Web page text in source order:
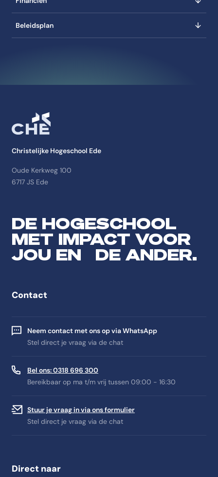
Beleidsplan
Christelijke Hogeschool Ede
Oude Kerkweg 100
6717 JS Ede
DE HOGESCHOOL
MET IMPACT VOOR
JOU EN DE ANDER.
Contact
Neem contact met ons op via WhatsApp
Stel direct je vraag via de chat
Bel ons: 0318 696 300
Bereikbaar op ma t/m vrij tussen 09:00 - 16:30
Stuur je vraag in via ons formulier
Stel direct je vraag via de chat
Direct naar